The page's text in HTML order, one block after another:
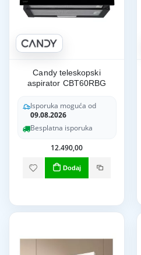
Candy teleskopski
aspirator CBT60RBG
Isporuka moguća od
09.08.2026
Besplatna isporuka
12.490,00
Dodaj